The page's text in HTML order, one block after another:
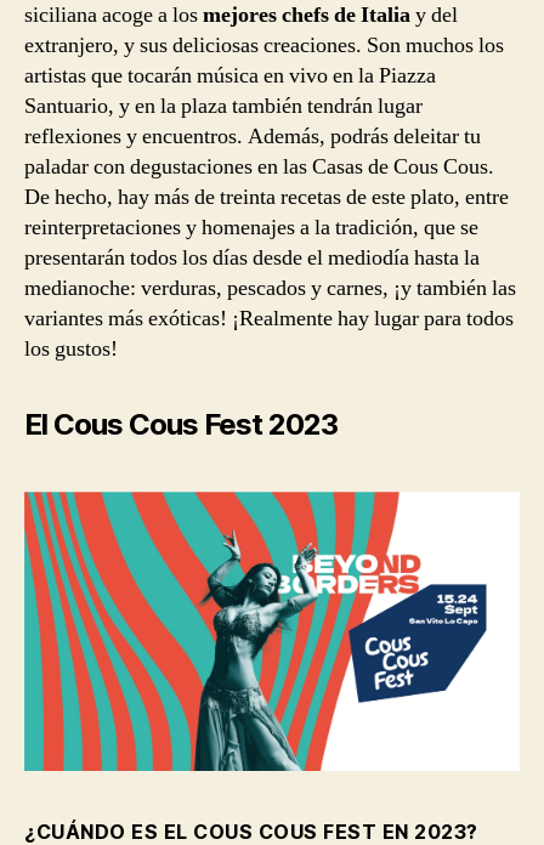
siciliana acoge a losmejores chefs de Italiay del
extranjero, y sus deliciosas creaciones. Son muchos los
artistas que tocarán música en vivo en la Piazza
Santuario, y en la plaza también tendrán lugar
reflexiones y encuentros. Además, podrás deleitar tu
paladar con degustaciones en las Casas de Cous Cous.
De hecho, hay más de treinta recetas de este plato, entre
reinterpretaciones y homenajes a la tradición, que se
presentarán todos los días desde el mediodía hasta la
medianoche: verduras, pescados y carnes, ¡y también las
variantes más exóticas! ¡Realmente hay lugar para todos
los gustos!
El Cous Cous Fest 2023
¿CUÁNDO ES EL COUS COUS FEST EN 2023?